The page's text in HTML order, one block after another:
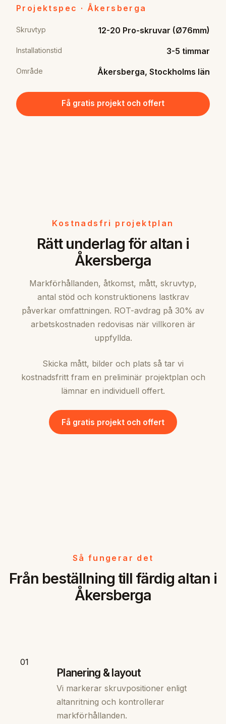
Projektspec · Åkersberga
Skruvtyp 12-20 Pro-skruvar (Ø76mm)
Installationstid 3-5 timmar
Område Åkersberga, Stockholms län
Få gratis projekt och offert
Kostnadsfri projektplan
Rätt underlag för altan i
Åkersberga
Markförhållanden, åtkomst, mått, skruvtyp,
antal stöd och konstruktionens lastkrav
påverkar omfattningen. ROT-avdrag på 30% av
arbetskostnaden redovisas när villkoren är
uppfyllda.
Skicka mått, bilder och plats så tar vi
kostnadsfritt fram en preliminär projektplan och
lämnar en individuell offert.
Få gratis projekt och offert
Så fungerar det
Från beställning till färdig altan i
Åkersberga
01
Planering & layout
Vi markerar skruvpositioner enligt
altanritning och kontrollerar
markförhållanden.